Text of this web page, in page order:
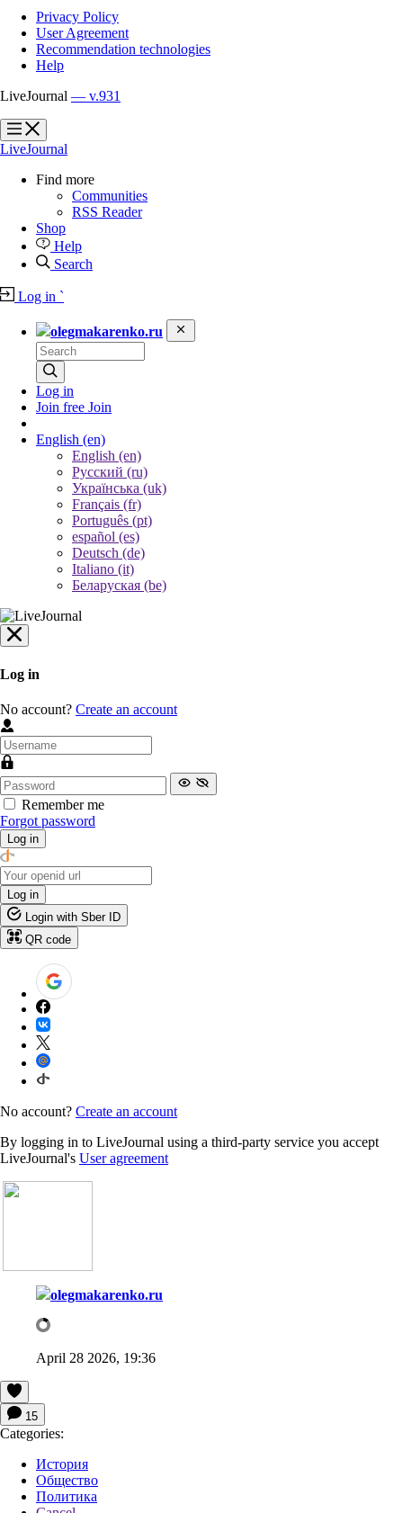
Privacy Policy
User Agreement
Recommendation technologies
Help
LiveJournal — v.931
?
?
LiveJournal
Find more
Communities
RSS Reader
Shop
Help
Search
Log in `
olegmakarenko.ru
Log in
Join free Join
English (en)
English (en)
Русский (ru)
Українська (uk)
Français (fr)
Português (pt)
español (es)
Deutsch (de)
Italiano (it)
Беларуская (be)
Log in
No account? Create an account
Remember me
Forgot password
Log in
Log in
Login with Sber ID
QR code
No account? Create an account
By logging in to LiveJournal using a third-party service you accept
LiveJournal's User agreement
olegmakarenko.ru
April 28 2026, 19:36
15
Categories:
История
Общество
Политика